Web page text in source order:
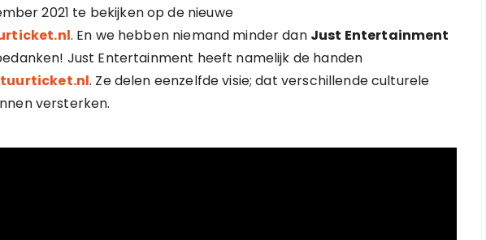
2021 te bekijken op de nieuwe
. En we hebben niemand minder dan Just Entertainment
Just Entertainment heeft namelijk de handen
. Ze delen eenzelfde visie; dat verschillende culturele
versterken.